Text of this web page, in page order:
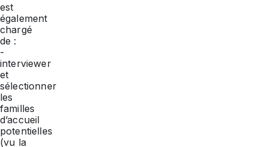
est
également
chargé
de :
-
interviewer
et
sélectionner
les
familles
d’accueil
potentielles
(vu la